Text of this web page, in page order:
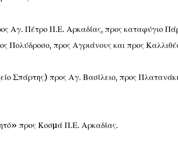
Αγ. Πέτρο Π.Ε. Αρκαδίας, προς καταφύγιο
Πολύδροσο, προς Αγριάνους και προς
Σπάρτης) προς Αγ. Βασίλειο, προς
προς Κοσµά Π.Ε. Αρκαδίας.